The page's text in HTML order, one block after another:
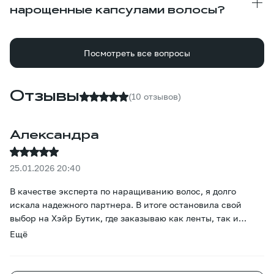
нарощенные капсулами волосы?
Посмотреть все вопросы
Отзывы (10 отзывов)
Александра
25.01.2026 20:40
В качестве эксперта по наращиванию волос, я долго
искала надежного партнера. В итоге остановила свой
выбор на Хэйр Бутик, где заказываю как ленты, так и
капсулы. Качество меня полностью устраивает — капсулы
проблем проходить 2–3 коррекции, волосы не
Ещё